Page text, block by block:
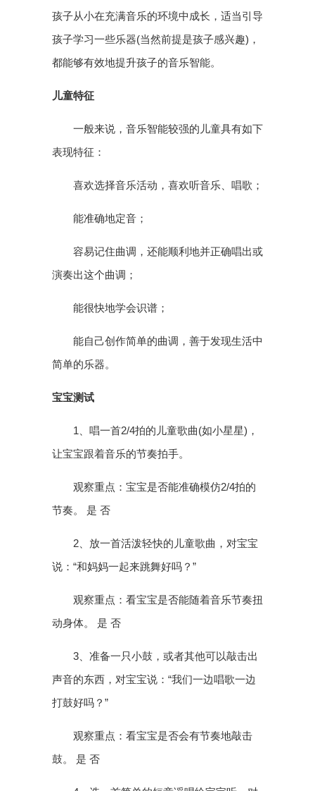
孩子从小在充满音乐的环境中成长，适当引导
孩子学习一些乐器(当然前提是孩子感兴趣)，
都能够有效地提升孩子的音乐智能。
儿童特征
一般来说，音乐智能较强的儿童具有如下
表现特征：
喜欢选择音乐活动，喜欢听音乐、唱歌；
能准确地定音；
容易记住曲调，还能顺利地并正确唱出或
演奏出这个曲调；
能很快地学会识谱；
能自己创作简单的曲调，善于发现生活中
简单的乐器。
宝宝测试
1、唱一首2/4拍的儿童歌曲(如小星星)，
让宝宝跟着音乐的节奏拍手。
观察重点：宝宝是否能准确模仿2/4拍的
节奏。 是 否
2、放一首活泼轻快的儿童歌曲，对宝宝
说：“和妈妈一起来跳舞好吗？”
观察重点：看宝宝是否能随着音乐节奏扭
动身体。 是 否
3、准备一只小鼓，或者其他可以敲击出
声音的东西，对宝宝说：“我们一边唱歌一边
打鼓好吗？”
观察重点：看宝宝是否会有节奏地敲击
鼓。 是 否